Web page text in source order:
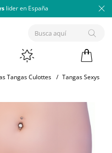
lider en España
Tangas Culottes / Tangas Sexys